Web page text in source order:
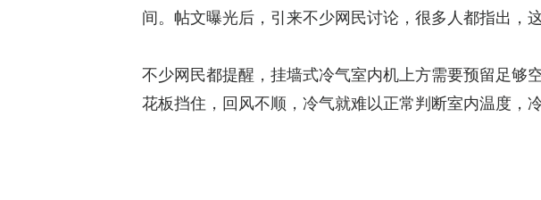
间。帖文曝光后，引来不少网民讨论，很多人都指出，
不少网民都提醒，挂墙式冷气室内机上方需要预留足够
花板挡住，回风不顺，冷气就难以正常判断室内温度，